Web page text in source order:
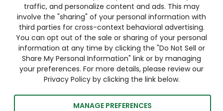
traffic, and personalize content and ads. This may
involve the "sharing" of your personal information with
third parties for cross-context behavioral advertising.
You can opt out of the sale or sharing of your personal
information at any time by clicking the "Do Not Sell or
Share My Personal Information" link or by managing
your preferences. For more details, please review our
Privacy Policy by clicking the link below.
MANAGE PREFERENCES